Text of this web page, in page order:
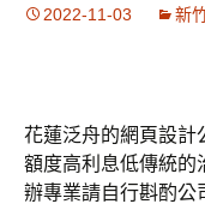
2022-11-03 新
花蓮泛舟的網頁設計
額度高利息低傳統的
辦專業請自行斟酌公